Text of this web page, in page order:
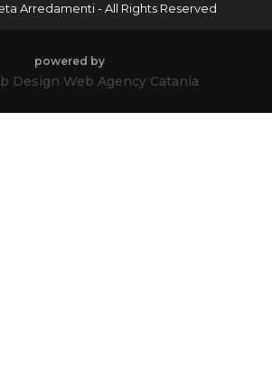
Arredamenti - All Rights Reserved
powered by